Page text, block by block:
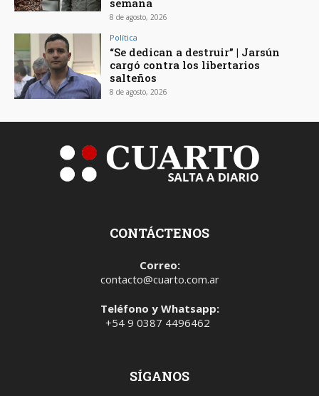
8 de agosto, 2026
Política
“Se dedican a destruir” | Jarsún
cargó contra los libertarios
salteños
8 de agosto, 2026
CONTÁCTENOS
Correo:
contacto@cuarto.com.ar
Teléfono y Whatsapp:
+54 9 0387 4496462
SÍGANOS